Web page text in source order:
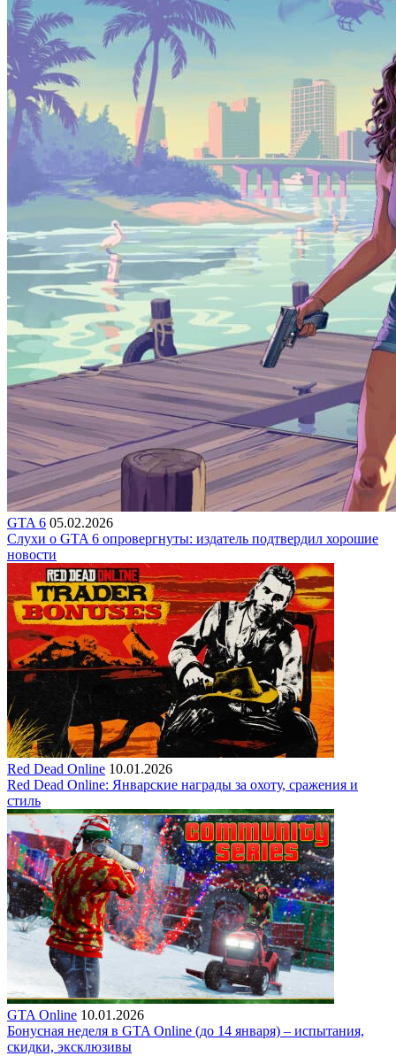
GTA 6 05.02.2026
Слухи о GTA 6 опровергнуты: издатель подтвердил хорошие
новости
Red Dead Online 10.01.2026
Red Dead Online: Январские награды за охоту, сражения и
стиль
GTA Online 10.01.2026
Бонусная неделя в GTA Online (до 14 января) – испытания,
скидки, эксклюзивы